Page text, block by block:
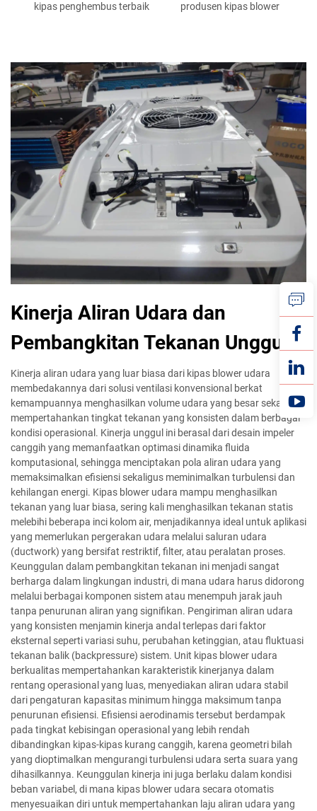
kipas penghembus terbaik produsen kipas blower
Kinerja Aliran Udara dan
Pembangkitan Tekanan Unggul
Kinerja aliran udara yang luar biasa dari kipas blower udara
membedakannya dari solusi ventilasi konvensional berkat
kemampuannya menghasilkan volume udara yang besar sekaligus
mempertahankan tingkat tekanan yang konsisten dalam berbagai
kondisi operasional. Kinerja unggul ini berasal dari desain impeler
canggih yang memanfaatkan optimasi dinamika fluida
komputasional, sehingga menciptakan pola aliran udara yang
memaksimalkan efisiensi sekaligus meminimalkan turbulensi dan
kehilangan energi. Kipas blower udara mampu menghasilkan
tekanan yang luar biasa, sering kali menghasilkan tekanan statis
melebihi beberapa inci kolom air, menjadikannya ideal untuk aplikasi
yang memerlukan pergerakan udara melalui saluran udara
(ductwork) yang bersifat restriktif, filter, atau peralatan proses.
Keunggulan dalam pembangkitan tekanan ini menjadi sangat
berharga dalam lingkungan industri, di mana udara harus didorong
melalui berbagai komponen sistem atau menempuh jarak jauh
tanpa penurunan aliran yang signifikan. Pengiriman aliran udara
yang konsisten menjamin kinerja andal terlepas dari faktor
eksternal seperti variasi suhu, perubahan ketinggian, atau fluktuasi
tekanan balik (backpressure) sistem. Unit kipas blower udara
berkualitas mempertahankan karakteristik kinerjanya dalam
rentang operasional yang luas, menyediakan aliran udara stabil
dari pengaturan kapasitas minimum hingga maksimum tanpa
penurunan efisiensi. Efisiensi aerodinamis tersebut berdampak
pada tingkat kebisingan operasional yang lebih rendah
dibandingkan kipas-kipas kurang canggih, karena geometri bilah
yang dioptimalkan mengurangi turbulensi udara serta suara yang
dihasilkannya. Keunggulan kinerja ini juga berlaku dalam kondisi
beban variabel, di mana kipas blower udara secara otomatis
menyesuaikan diri untuk mempertahankan laju aliran udara yang